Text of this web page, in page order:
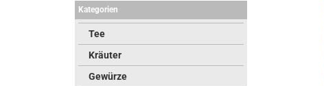
Kategorien
Tee
Kräuter
Gewürze